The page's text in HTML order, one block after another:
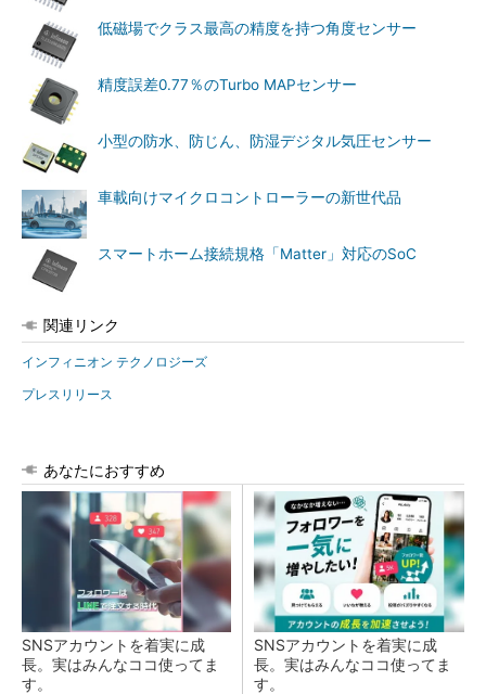
低磁場でクラス最高の精度を持つ角度センサー
精度誤差0.77％のTurbo MAPセンサー
小型の防水、防じん、防湿デジタル気圧センサー
車載向けマイクロコントローラーの新世代品
スマートホーム接続規格「Matter」対応のSoC
関連リンク
インフィニオン テクノロジーズ
プレスリリース
あなたにおすすめ
SNSアカウントを着実に成
長。実はみんなココ使ってま
す。
SNSアカウントを着実に成
長。実はみんなココ使ってま
す。